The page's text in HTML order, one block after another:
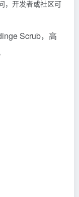
，开发者或社区可
Scrub，高